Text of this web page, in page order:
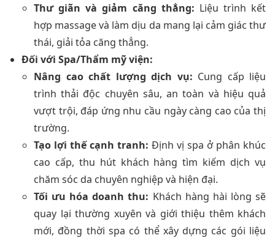
Thư giãn và giảm căng thẳng: Liệu trình kết
hợp massage và làm dịu da mang lại cảm giác thư
thái, giải tỏa căng thẳng.
Đối với Spa/Thẩm mỹ viện:
Nâng cao chất lượng dịch vụ: Cung cấp liệu
trình thải độc chuyên sâu, an toàn và hiệu quả
vượt trội, đáp ứng nhu cầu ngày càng cao của thị
trường.
Tạo lợi thế cạnh tranh: Định vị spa ở phân khúc
cao cấp, thu hút khách hàng tìm kiếm dịch vụ
chăm sóc da chuyên nghiệp và hiện đại.
Tối ưu hóa doanh thu: Khách hàng hài lòng sẽ
quay lại thường xuyên và giới thiệu thêm khách
mới, đồng thời spa có thể xây dựng các gói liệu